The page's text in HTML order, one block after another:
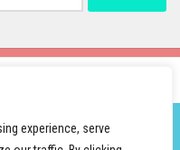
experience, serve